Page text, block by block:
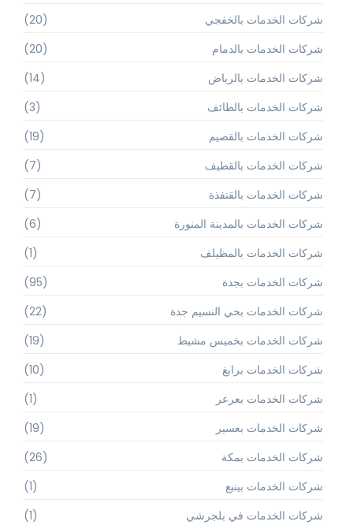
شركات الخدمات بالخفجي
(20)
شركات الخدمات بالدمام
(20)
شركات الخدمات بالرياض
(14)
شركات الخدمات بالطائف
(3)
شركات الخدمات بالقصيم
(19)
شركات الخدمات بالقطيف
(7)
شركات الخدمات بالقنفذة
(7)
شركات الخدمات بالمدينة المنورة
(6)
شركات الخدمات بالمظيلف
(1)
شركات الخدمات بجدة
(95)
شركات الخدمات بحي النسيم جدة
(22)
شركات الخدمات بخميس مشيط
(19)
شركات الخدمات برابغ
(10)
شركات الخدمات بعرعر
(1)
شركات الخدمات بعسير
(19)
شركات الخدمات بمكة
(26)
شركات الخدمات بينبع
(1)
شركات الخدمات في بلجرشي
(1)